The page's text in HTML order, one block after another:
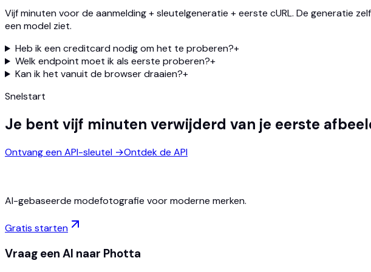
Vijf minuten voor de aanmelding + sleutelgeneratie + eerste cURL. De generatie
een model ziet.
Heb ik een creditcard nodig om het te proberen?+
Welk endpoint moet ik als eerste proberen?+
Kan ik het vanuit de browser draaien?+
Snelstart
Je bent vijf minuten verwijderd van je eerste
Ontvang een API-sleutel →Ontdek de API
AI-gebaseerde modefotografie voor moderne merken.
Gratis starten
Vraag een AI naar Photta